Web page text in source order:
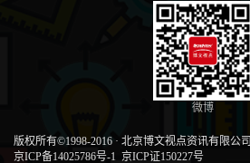
微博
版权所有©1998-2016 · 北京博文视点资讯有限公司
京ICP备14025786号-1 京ICP证150227号